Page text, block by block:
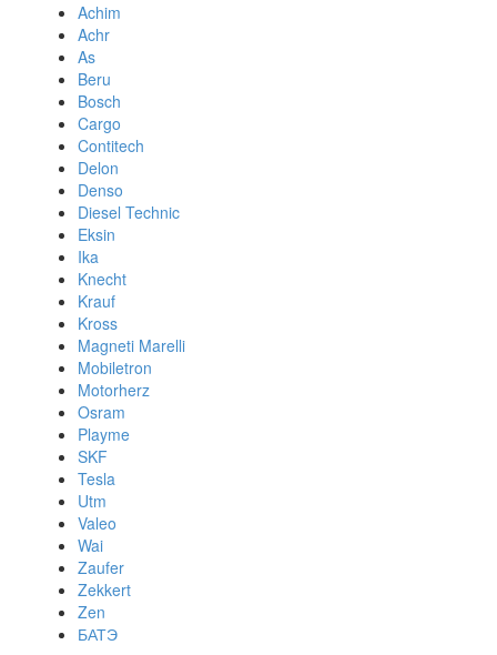
Achim
Achr
As
Beru
Bosch
Cargo
Contitech
Delon
Denso
Diesel Technic
Eksin
Ika
Knecht
Krauf
Kross
Magneti Marelli
Mobiletron
Motorherz
Osram
Playme
SKF
Tesla
Utm
Valeo
Wai
Zaufer
Zekkert
Zen
БАТЭ